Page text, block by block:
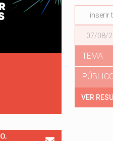
TEMA